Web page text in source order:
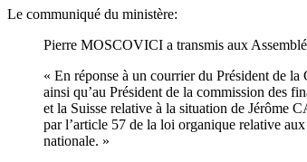
Le communiqué du ministère:
Pierre MOSCOVICI a transmis aux
« En réponse à un courrier du Président de
ainsi qu’au Président de la commission des
et la Suisse relative à la situation de Jérôme
par l’article 57 de la loi organique relative
nationale. »